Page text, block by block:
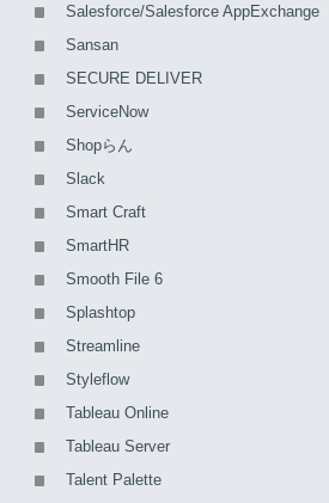
IDプロバイダ
2. IIJ IDサービスの
報を取得する
1. 作成されたアプリケーションの
クします。
Salesforce/Salesforce AppExchange
Sansan
SECURE DELIVER
ServiceNow
Shopらん
Slack
Smart Craft
SmartHR
Smooth File 6
Splashtop
Streamline
Styleflow
Tableau Online
Tableau Server
Talent Palette